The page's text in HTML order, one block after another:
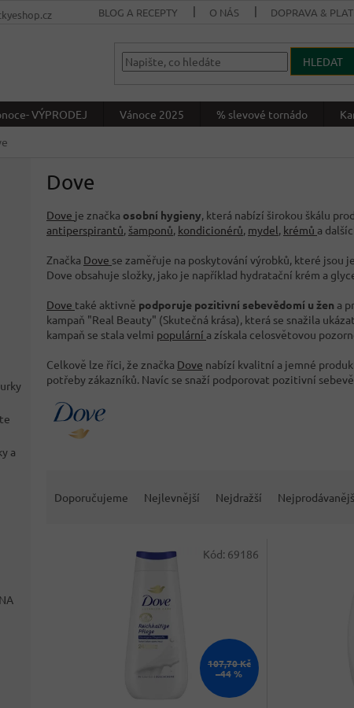
BLOG A RECEPTY O NÁS DOPRAVA &
HLEDAT
VÝPRODEJ Vánoce 2025 % slevové tornádo
a
Dove
Dove je značka osobní hygieny, která nabízí širokou škálu
antiperspirantů, šamponů, kondicionérů, mydel, krémů a
Značka Dove se zaměřuje na poskytování výrobků, které jsou
Dove obsahuje složky, jako je například hydratační krém a
Dove také aktivně podporuje pozitivní sebevědomí u žen a
kampaň "Real Beauty" (Skutečná krása), která se snažila
kampaň se stala velmi populární a získala celosvětovou
Celkově lze říci, že značka Dove nabízí kvalitní a jemné
potřeby zákazníků. Navíc se snaží podporovat pozitivní
Doporučujeme Nejlevnější Nejdražší
107,70 Kč
–44 %
Kód: 69186